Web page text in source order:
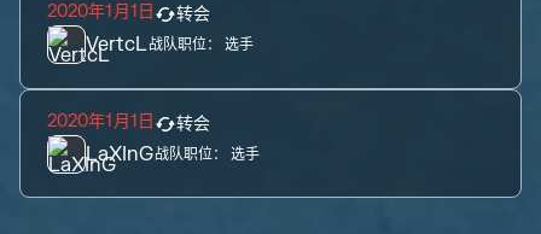
2020年1月1日 转会
VertcL战队职位： 选手
2020年1月1日 转会
LaXInG战队职位： 选手